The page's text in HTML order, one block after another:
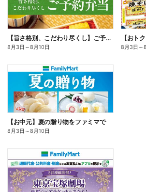
【旨さ格別、こだわり尽くし】ご予約弁当
8月3日 ～8月10日 8月3日 ～
【お中元】夏の贈り物をファミマで
8月3日 ～8月10日